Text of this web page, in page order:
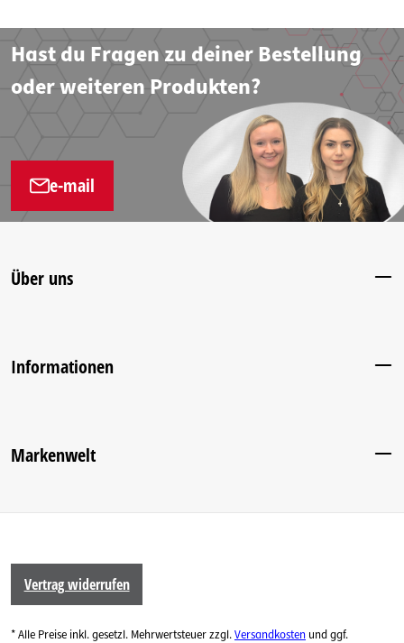
Hast du Fragen zu deiner Bestellung
oder weiteren Produkten?
e-mail
Über uns
Informationen
Markenwelt
Vertrag widerrufen
* Alle Preise inkl. gesetzl. Mehrwertsteuer zzgl.Versandkosten und ggf.